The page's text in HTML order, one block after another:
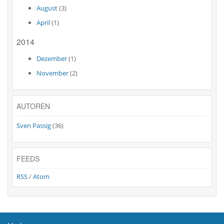
August(3)
April(1)
2014
Dezember(1)
November(2)
AUTOREN
Sven Passig(36)
FEEDS
RSS/Atom